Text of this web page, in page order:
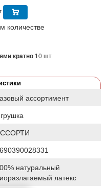
количестве
кратно 10 шт
ассортимент
натуральный
латекс